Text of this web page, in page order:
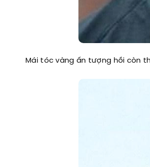
Mái tóc vàng ấn tượng hồi còn